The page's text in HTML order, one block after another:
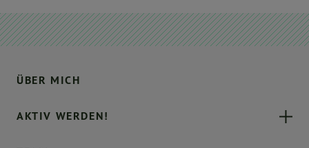
ÜBER MICH
AKTIV WERDEN!